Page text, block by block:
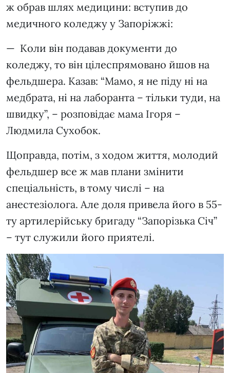
ж обрав шлях медицини: вступив до
медичного коледжу у Запоріжжі:
— Коли він подавав документи до
коледжу, то він цілеспрямовано йшов на
фельдшера. Казав: “Мамо, я не піду ні на
медбрата, ні на лаборанта – тільки туди, на
швидку”, – розповідає мама Ігоря –
Людмила Сухобок.
Щоправда, потім, з ходом життя, молодий
фельдшер все ж мав плани змінити
спеціальність, в тому числі – на
анестезіолога. Але доля привела його в 55-
ту артилерійську бригаду “Запорізька Січ”
– тут служили його приятелі.